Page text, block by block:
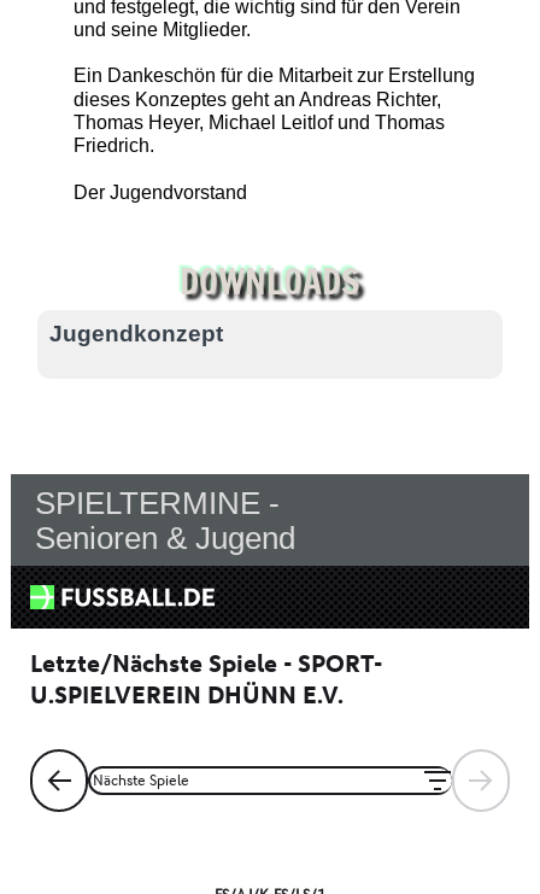
und festgelegt, die wichtig sind für den Verein
und seine Mitglieder.
Ein Dankeschön für die Mitarbeit zur Erstellung
dieses Konzeptes geht an Andreas Richter,
Thomas Heyer, Michael Leitlof und Thomas
Friedrich.
Der Jugendvorstand
DOWNLOADS
Jugendkonzept
SPIELTERMINE -
Senioren & Jugend